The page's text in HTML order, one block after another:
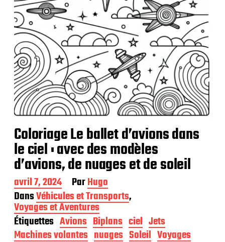
Coloriage Le ballet d’avions dans
le ciel : avec des modèles
d’avions, de nuages et de soleil
D
a
t
e
d
e
avril 7, 2024 ParHugo
DansVéhicules et Transports,
Voyages et Aventures
Étiquettes Avions Biplans ciel Jets
Machines volantes nuages Soleil Voyages